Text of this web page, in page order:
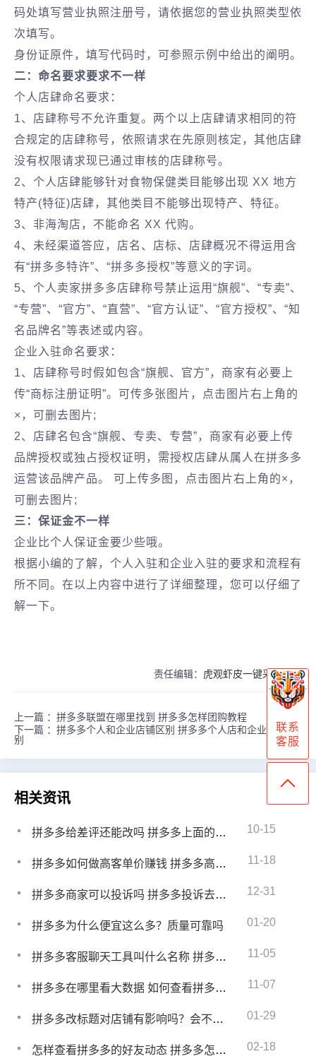
码处填写营业执照注册号，请依据您的营业执照类型依
次填写。
身份证原件，填写代码时，可参照示例中给出的阐明。
二：命名要求要求不一样
个人店肆命名要求：
1、店肆称号不允许重复。两个以上店肆请求相同的符
合规定的店肆称号，依照请求在先原则核定，其他店肆
没有权限请求现已通过审核的店肆称号。
2、个人店肆能够针对食物保健类目能够出现 XX 地方
特产(特征)店肆，其他类目不能够出现特产、特征。
3、非海淘店，不能命名 XX 代购。
4、未经渠道答应，店名、店标、店肆概况不得运用含
有“拼多多特许”、“拼多多授权”等意义的字词。
5、个人卖家拼多多店肆称号禁止运用“旗舰”、“专卖”、
“专营”、“官方”、“直营”、“官方认证”、“官方授权”、“知
名品牌名”等表述或内容。
企业入驻命名要求：
1、店肆称号时假如包含“旗舰、官方”，商家有必要上
传“商标注册证明”。可传多张图片，点击图片右上角的
×，可删去图片;
2、店肆名包含“旗舰、专卖、专营”，商家有必要上传
品牌授权或独占授权证明，需授权店肆从属人在拼多多
运营该品牌产品。 可上传多图，点击图片右上角的×，
可删去图片;
三：保证金不一样
企业比个人保证金要少些哦。
根据小编的了解，个人入驻和企业入驻的要求和流程有
所不同。在以上内容中进行了详细整理，您可以仔细了
解一下。
责任编辑： 虎观虾皮一键采购官网
上一篇 ： 拼多多联盟在哪里找到 拼多多怎样团购教程
下一篇 ： 拼多多个人和企业店铺区别 拼多多个人店和企业店的区
别
相关资讯
拼多多给差评还能改吗 拼多多上面的差评商家是不是无法修改 10-15
拼多多如何做高客单价赚钱 拼多多高客单价玩法 11-18
拼多多商家可以投诉吗 拼多多投诉去哪里投诉 12-31
拼多多为什么便宜这么多？质量可靠吗 01-20
拼多多客服聊天工具叫什么名称 拼多多客服聊天工具叫什么名字 11-05
拼多多在哪里看大数据 如何查看拼多多大数据 11-07
拼多多改标题对店铺有影响吗？会不会影响权重 01-29
怎样查看拼多多的好友动态 拼多多怎么看不了好友动态 02-18
联系
客服